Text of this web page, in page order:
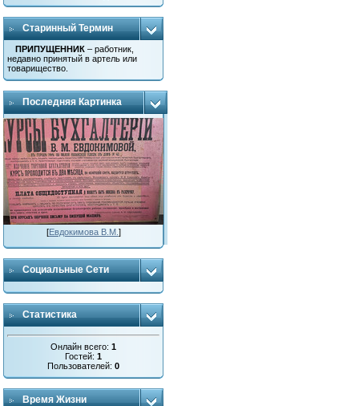
Старинный Термин
ПРИПУЩЕННИК – работник,
недавно принятый в артель или
товарищество.
Последняя Картинка
[Евдокимова В.М. ]
Социальные Сети
Статистика
Онлайн всего:1
Гостей:1
Пользователей:0
Время Жизни